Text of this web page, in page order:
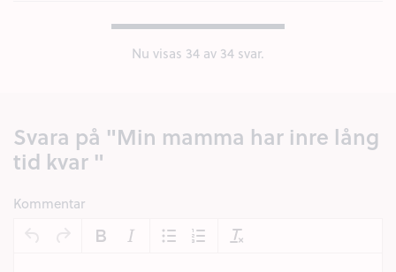
Nu visas 34 av 34 svar.
Svara på "Min mamma har inre lång
tid kvar "
Kommentar